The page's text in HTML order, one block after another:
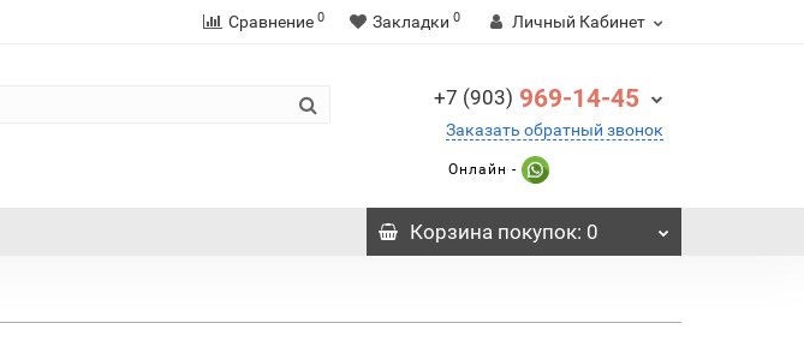
Сравнение 0 Закладки 0 Личный Кабинет
+7 (903) 969-14-45
Заказать обратный звонок
Онлайн -
Корзинапокупок: 0